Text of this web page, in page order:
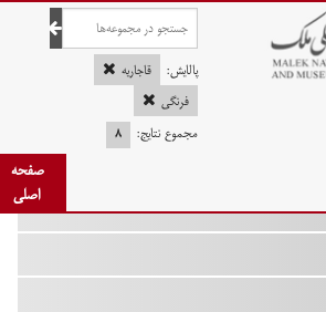
صفحه اصلی
پالایش:
قاجاریه
فرنگی
مجموع نتایج:
۸
صفحه
اصلی